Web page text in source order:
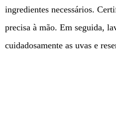
ingredientes necessários.
precisa à mão. Em seguida,
cuidadosamente as uvas e